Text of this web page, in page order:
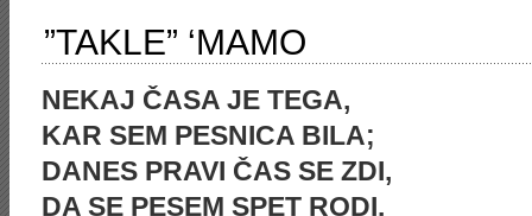
”TAKLE” ‘MAMO
NEKAJ ČASA JE TEGA,
KAR SEM PESNICA BILA;
DANES PRAVI ČAS SE ZDI,
DA SE PESEM SPET RODI.